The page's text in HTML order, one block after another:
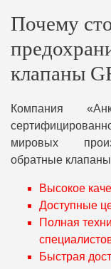
Почему
клапаны
Компания
мировых
обратные
Высокое
Доступные
Полная
Быстрая